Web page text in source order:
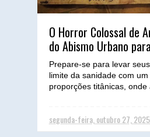
O Horror Colossal de
do Abismo Urbano
Prepare-se para levar
limite da sanidade com
proporções titânicas,
segunda-feira, outubro 27, 2025